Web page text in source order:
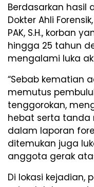
Berdasarkan hasil
Dokter Ahli
PAK, S.H., korban
hingga 25 tahun
mengalami luka
“Sebab kematian
memutus
tenggorokan,
hebat serta tanda
dalam laporan
ditemukan juga
anggota gerak
Di lokasi kejadian,